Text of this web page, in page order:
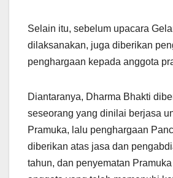
Selain itu, sebelum upacara
dilaksanakan, juga diberikan
penghargaan kepada anggota
Diantaranya, Dharma Bhakti
seseorang yang dinilai berjasa
Pramuka, lalu penghargaan
diberikan atas jasa dan
tahun, dan penyematan